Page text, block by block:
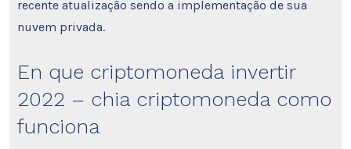
recente atualização sendo a implementação de sua
nuvem privada.
En que criptomoneda invertir
2022 – chia criptomoneda como
funciona